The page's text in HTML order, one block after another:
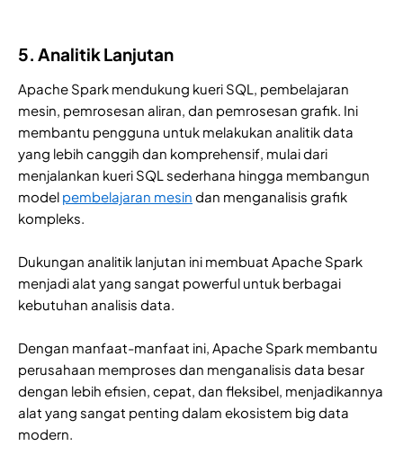
5. Analitik Lanjutan
Apache Spark mendukung kueri SQL, pembelajaran
mesin, pemrosesan aliran, dan pemrosesan grafik. Ini
membantu pengguna untuk melakukan analitik data
yang lebih canggih dan komprehensif, mulai dari
menjalankan kueri SQL sederhana hingga membangun
model pembelajaran mesin dan menganalisis grafik
kompleks.
Dukungan analitik lanjutan ini membuat Apache Spark
menjadi alat yang sangat powerful untuk berbagai
kebutuhan analisis data.
Dengan manfaat-manfaat ini, Apache Spark membantu
perusahaan memproses dan menganalisis data besar
dengan lebih efisien, cepat, dan fleksibel, menjadikannya
alat yang sangat penting dalam ekosistem big data
modern.